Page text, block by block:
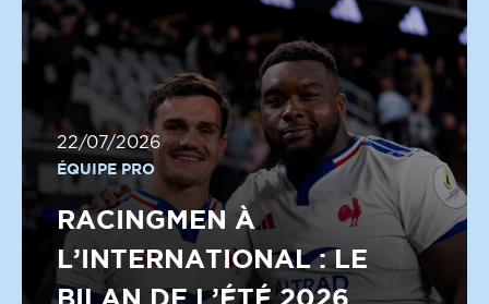
22/07/2026
ÉQUIPE PRO
RACINGMEN À
L’INTERNATIONAL : LE
BILAN DE L’ÉTÉ 2026